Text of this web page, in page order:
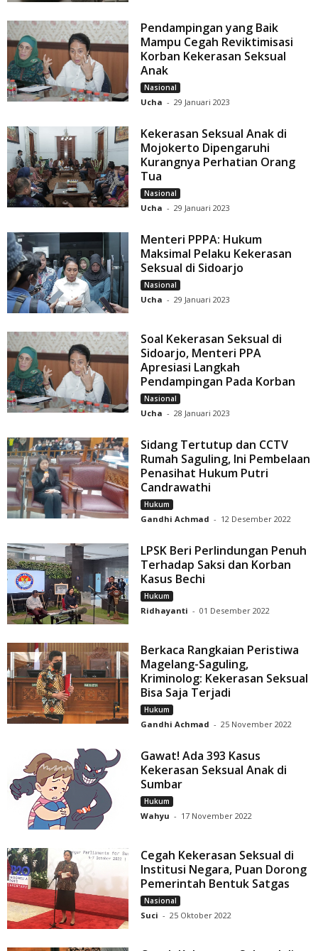
Pendampingan yang Baik
Mampu Cegah Reviktimisasi
Korban Kekerasan Seksual
Anak
Nasional
Ucha - 29 Januari 2023
Kekerasan Seksual Anak di
Mojokerto Dipengaruhi
Kurangnya Perhatian Orang
Tua
Nasional
Ucha - 29 Januari 2023
Menteri PPPA: Hukum
Maksimal Pelaku Kekerasan
Seksual di Sidoarjo
Nasional
Ucha - 29 Januari 2023
Soal Kekerasan Seksual di
Sidoarjo, Menteri PPA
Apresiasi Langkah
Pendampingan Pada Korban
Nasional
Ucha - 28 Januari 2023
Sidang Tertutup dan CCTV
Rumah Saguling, Ini Pembelaan
Penasihat Hukum Putri
Candrawathi
Hukum
Gandhi Achmad - 12 Desember 2022
LPSK Beri Perlindungan Penuh
Terhadap Saksi dan Korban
Kasus Bechi
Hukum
Ridhayanti - 01 Desember 2022
Berkaca Rangkaian Peristiwa
Magelang-Saguling,
Kriminolog: Kekerasan Seksual
Bisa Saja Terjadi
Hukum
Gandhi Achmad - 25 November 2022
Gawat! Ada 393 Kasus
Kekerasan Seksual Anak di
Sumbar
Hukum
Wahyu - 17 November 2022
Cegah Kekerasan Seksual di
Institusi Negara, Puan Dorong
Pemerintah Bentuk Satgas
Nasional
Suci - 25 Oktober 2022